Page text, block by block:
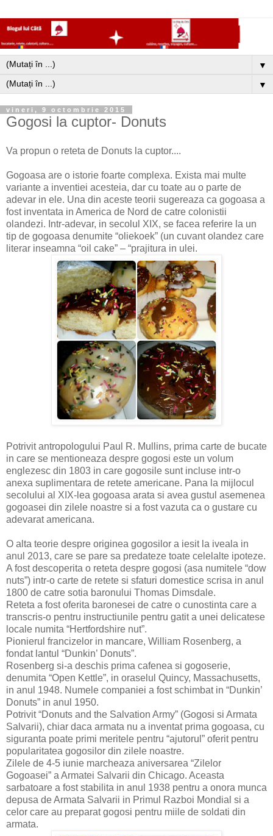
▼
▼
vineri, 9 octombrie 2015
Gogosi la cuptor- Donuts
Va propun o reteta de Donuts la cuptor....
Gogoasa are o istorie foarte complexa. Exista mai multe
variante a inventiei acesteia, dar cu toate au o parte de
adevar in ele. Una din aceste teorii sugereaza ca gogoasa a
fost inventata in America de Nord de catre colonistii
olandezi. Intr-adevar, in secolul XIX, se facea referire la un
tip de gogoasa denumite “oliekoek” (un cuvant olandez care
literar inseamna “oil cake” – “prajitura in ulei.
Potrivit antropologului Paul R. Mullins, prima carte de bucate
in care se mentioneaza despre gogosi este un volum
englezesc din 1803 in care gogosile sunt incluse intr-o
anexa suplimentara de retete americane. Pana la mijlocul
secolului al XIX-lea gogoasa arata si avea gustul asemenea
gogoasei din zilele noastre si a fost vazuta ca o gustare cu
adevarat americana.
O alta teorie despre originea gogosilor a iesit la iveala in
anul 2013, care se pare sa predateze toate celelalte ipoteze.
A fost descoperita o reteta despre gogosi (asa numitele “dow
nuts”) intr-o carte de retete si sfaturi domestice scrisa in anul
1800 de catre sotia baronului Thomas Dimsdale.
Reteta a fost oferita baronesei de catre o cunostinta care a
transcris-o pentru instructiunile pentru gatit a unei delicatese
locale numita “Hertfordshire nut”.
Pionierul francizelor in mancare, William Rosenberg, a
fondat lantul “Dunkin’ Donuts”.
Rosenberg si-a deschis prima cafenea si gogoserie,
denumita “Open Kettle”, in oraselul Quincy, Massachusetts,
in anul 1948. Numele companiei a fost schimbat in “Dunkin’
Donuts” in anul 1950.
Potrivit “Donuts and the Salvation Army” (Gogosi si Armata
Salvarii), chiar daca armata nu a inventat prima gogoasa, cu
siguranta poate primi meritele pentru “ajutorul” oferit pentru
popularitatea gogosilor din zilele noastre.
Zilele de 4-5 iunie marcheaza aniversarea “Zilelor
Gogoasei” a Armatei Salvarii din Chicago. Aceasta
sarbatoare a fost stabilita in anul 1938 pentru a onora munca
depusa de Armata Salvarii in Primul Razboi Mondial si a
celor care au preparat gogosi pentru miile de soldati din
armata.